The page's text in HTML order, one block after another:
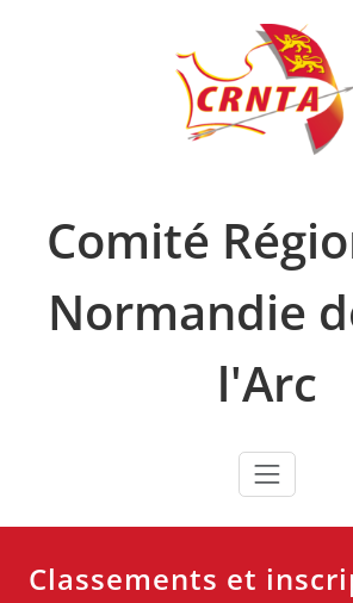
Comité
Normandie
l'Arc
Classements et